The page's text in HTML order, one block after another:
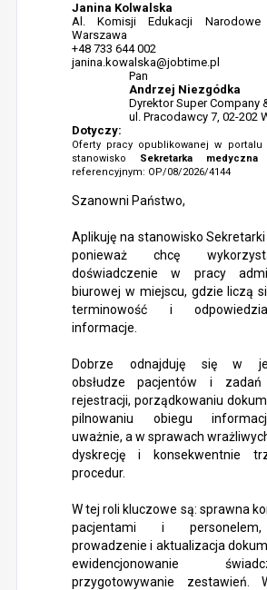
Janina Kolwalska
Al. Komisji Edukacji
Warszawa
+48 733 644 002
janina.kowalska@jobtime.pl
Pan
Andrzej Niezgódka
Dyrektor Super Company
ul. Pracodawcy 7, 02-202
Dotyczy:
Oferty pracy opublikowanej w
stanowisko Sekretarka medyczna
referencyjnym: OP/08/2026/4144
Szanowni Państwo,
Aplikuję na stanowisko
ponieważ chcę
doświadczenie w pracy
biurowej w miejscu, gdzie liczą
terminowość i
informacje.
Dobrze odnajduję się w
obsłudze pacjentów i zadań
rejestracji, porządkowaniu
pilnowaniu obiegu
uważnie, a w sprawach
dyskrecję i konsekwentnie
procedur.
W tej roli kluczowe są: sprawna
pacjentami i
prowadzenie i aktualizacja
ewidencjonowanie
przygotowywanie zestawień.